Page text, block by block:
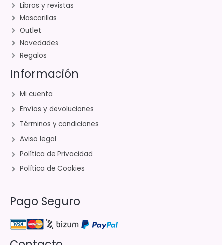
Libros y revistas
Mascarillas
Outlet
Novedades
Regalos
Información
Mi cuenta
Envíos y devoluciones
Términos y condiciones
Aviso legal
Política de Privacidad
Política de Cookies
Pago Seguro